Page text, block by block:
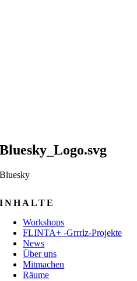
Bluesky_Logo.svg
Bluesky
INHALTE
Workshops
FLINTA+ -Grrrlz-Projekte
News
Über uns
Mitmachen
Räume